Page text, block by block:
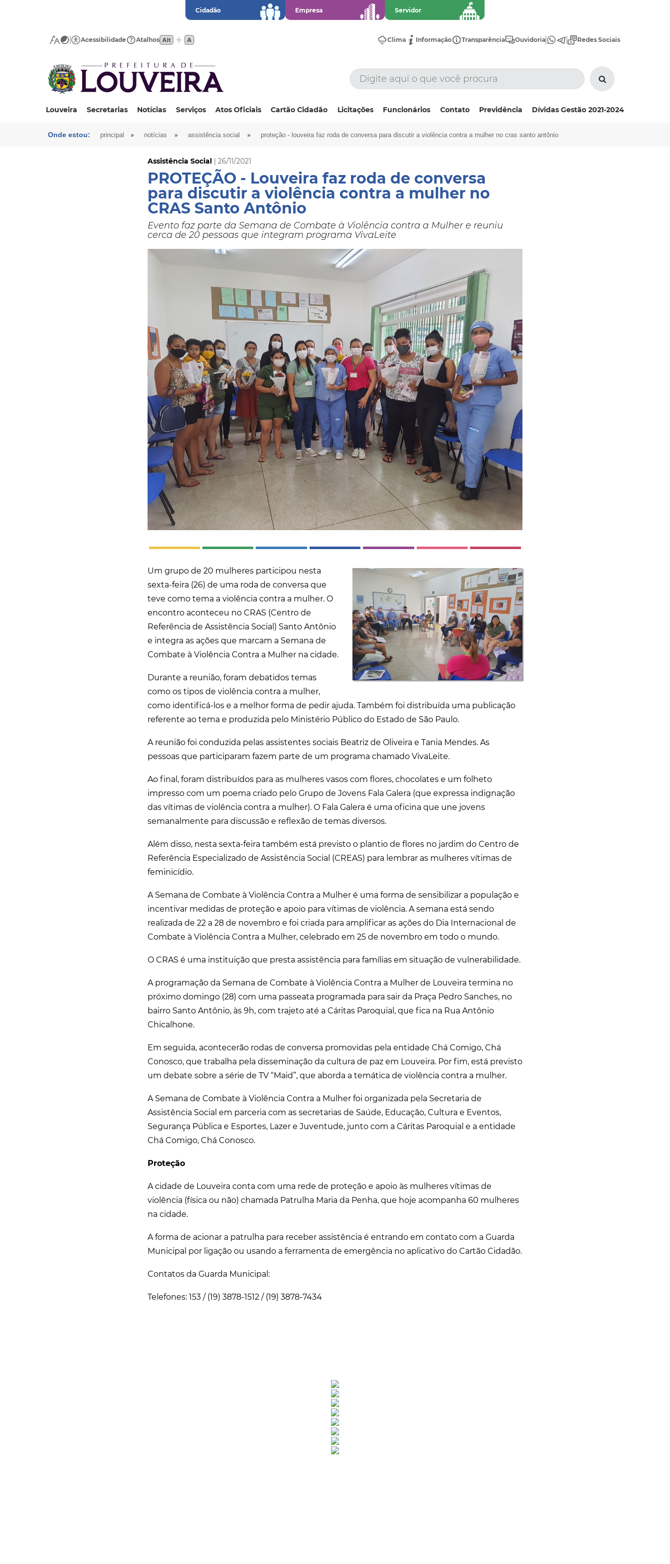
Cidadão Empresa Servidor
Acessibilidade Atalhos Clima Informação Transparência Ouvidoria Redes Sociais
Louveira Secretarias Notícias Serviços Atos Oficiais Cartão Cidadão Licitações Funcionários Contato Previdência Dívidas Gestão 2021-2024
Onde estou: principal » notícias » assistência social » proteção - louveira faz roda de conversa para discutir a violência contra a mulher no cras santo antônio
Assistência Social | 26/11/2021
PROTEÇÃO - Louveira faz roda de conversa
para discutir a violência contra a mulher no
CRAS Santo Antônio
Evento faz parte da Semana de Combate à Violência contra a Mulher e reuniu
cerca de 20 pessoas que integram programa VivaLeite
Um grupo de 20 mulheres participou nesta
sexta-feira (26) de uma roda de conversa que
teve como tema a violência contra a mulher. O
encontro aconteceu no CRAS (Centro de
Referência de Assistência Social) Santo Antônio
e integra as ações que marcam a Semana de
Combate à Violência Contra a Mulher na cidade.
Durante a reunião, foram debatidos temas
como os tipos de violência contra a mulher,
como identificá-los e a melhor forma de pedir ajuda. Também foi distribuída uma publicação
referente ao tema e produzida pelo Ministério Público do Estado de São Paulo.
A reunião foi conduzida pelas assistentes sociais Beatriz de Oliveira e Tania Mendes. As
pessoas que participaram fazem parte de um programa chamado VivaLeite.
Ao final, foram distribuídos para as mulheres vasos com flores, chocolates e um folheto
impresso com um poema criado pelo Grupo de Jovens Fala Galera (que expressa indignação
das vítimas de violência contra a mulher). O Fala Galera é uma oficina que une jovens
semanalmente para discussão e reflexão de temas diversos.
Além disso, nesta sexta-feira também está previsto o plantio de flores no jardim do Centro de
Referência Especializado de Assistência Social (CREAS) para lembrar as mulheres vítimas de
feminicídio.
A Semana de Combate à Violência Contra a Mulher é uma forma de sensibilizar a população e
incentivar medidas de proteção e apoio para vítimas de violência. A semana está sendo
realizada de 22 a 28 de novembro e foi criada para amplificar as ações do Dia Internacional de
Combate à Violência Contra a Mulher, celebrado em 25 de novembro em todo o mundo.
O CRAS é uma instituição que presta assistência para famílias em situação de vulnerabilidade.
A programação da Semana de Combate à Violência Contra a Mulher de Louveira termina no
próximo domingo (28) com uma passeata programada para sair da Praça Pedro Sanches, no
bairro Santo Antônio, às 9h, com trajeto até a Cáritas Paroquial, que fica na Rua Antônio
Chicalhone.
Em seguida, acontecerão rodas de conversa promovidas pela entidade Chá Comigo, Chá
Conosco, que trabalha pela disseminação da cultura de paz em Louveira. Por fim, está previsto
um debate sobre a série de TV “Maid”, que aborda a temática de violência contra a mulher.
A Semana de Combate à Violência Contra a Mulher foi organizada pela Secretaria de
Assistência Social em parceria com as secretarias de Saúde, Educação, Cultura e Eventos,
Segurança Pública e Esportes, Lazer e Juventude, junto com a Cáritas Paroquial e a entidade
Chá Comigo, Chá Conosco.
Proteção
A cidade de Louveira conta com uma rede de proteção e apoio às mulheres vítimas de
violência (física ou não) chamada Patrulha Maria da Penha, que hoje acompanha 60 mulheres
na cidade.
A forma de acionar a patrulha para receber assistência é entrando em contato com a Guarda
Municipal por ligação ou usando a ferramenta de emergência no aplicativo do Cartão Cidadão.
Contatos da Guarda Municipal:
Telefones: 153 / (19) 3878-1512 / (19) 3878-7434